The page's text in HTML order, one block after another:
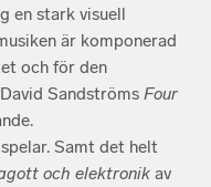
en stark visuell
är komponerad
och för den
Sandströms Four
Samt det helt
och elektronik av